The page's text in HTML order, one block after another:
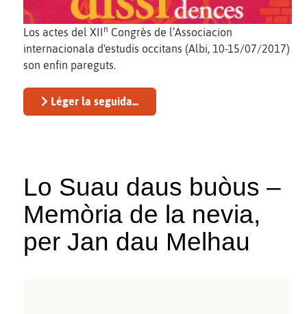
Los actes del XII n Congrès de l’Associacion
internacionala d'estudis occitans (Albi, 10-15/07/2017)
son enfin pareguts.
Léger la seguida...
Lo Suau daus buòus –
Memòria de la nevia,
per Jan dau Melhau